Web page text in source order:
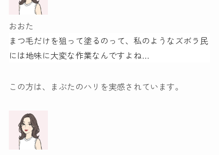
おおた
まつ毛だけを狙って塗るのって、私のようなズボラ民
には地味に大変な作業なんですよね…
この方は、まぶたのハリを実感されています。